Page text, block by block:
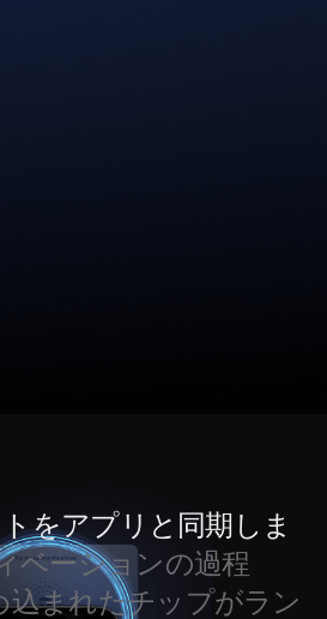
をアプリと同期しま
ベーションの過程
込まれたチップがラン